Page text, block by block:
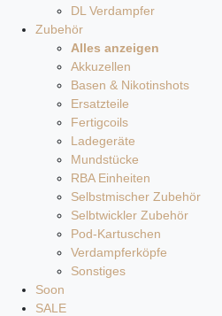
DL Verdampfer
Zubehör
Alles anzeigen
Akkuzellen
Basen & Nikotinshots
Ersatzteile
Fertigcoils
Ladegeräte
Mundstücke
RBA Einheiten
Selbstmischer Zubehör
Selbtwickler Zubehör
Pod-Kartuschen
Verdampferköpfe
Sonstiges
Soon
SALE